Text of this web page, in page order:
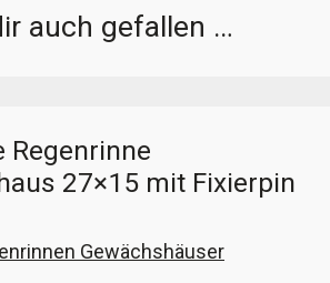
auch gefallen …
Regenrinne
27×15 mit Fixierpin
Gewächshäuser